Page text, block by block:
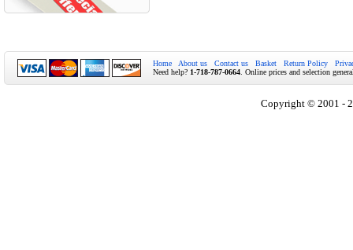
Home About us Contact us Basket Return Policy
Need help? 1-718-787-0664 . Online prices and selection
Copyright © 2001 -